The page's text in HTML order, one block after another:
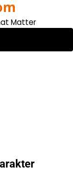
Matter